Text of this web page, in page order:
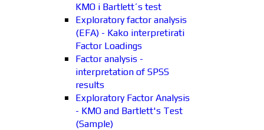
KMO i Bartlett´s test
Exploratory factor analysis
(EFA) - Kako interpretirati
Factor Loadings
Factor analysis -
interpretation of SPSS
results
Exploratory Factor Analysis
- KMO and Bartlett's Test
(Sample)